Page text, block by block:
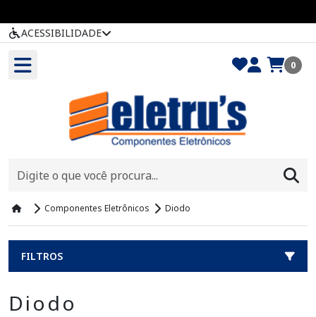
ACESSIBILIDADE
0
Componentes Eletrônicos Diodo
FILTROS
Diodo